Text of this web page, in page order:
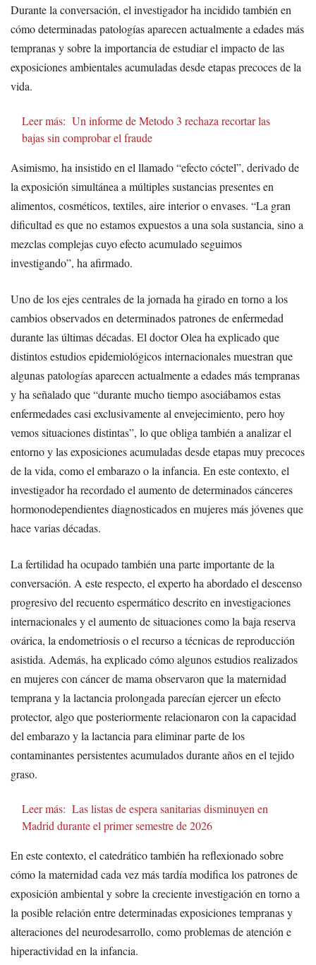
Durante la conversación, el investigador ha incidido también en
cómo determinadas patologías aparecen actualmente a edades más
tempranas y sobre la importancia de estudiar el impacto de las
exposiciones ambientales acumuladas desde etapas precoces de la
vida.
Leer más: Un informe de Metodo 3 rechaza recortar las
bajas sin comprobar el fraude
Asimismo, ha insistido en el llamado “efecto cóctel”, derivado de
la exposición simultánea a múltiples sustancias presentes en
alimentos, cosméticos, textiles, aire interior o envases. “La gran
dificultad es que no estamos expuestos a una sola sustancia, sino a
mezclas complejas cuyo efecto acumulado seguimos
investigando”, ha afirmado.
Uno de los ejes centrales de la jornada ha girado en torno a los
cambios observados en determinados patrones de enfermedad
durante las últimas décadas. El doctor Olea ha explicado que
distintos estudios epidemiológicos internacionales muestran que
algunas patologías aparecen actualmente a edades más tempranas
y ha señalado que “durante mucho tiempo asociábamos estas
enfermedades casi exclusivamente al envejecimiento, pero hoy
vemos situaciones distintas”, lo que obliga también a analizar el
entorno y las exposiciones acumuladas desde etapas muy precoces
de la vida, como el embarazo o la infancia. En este contexto, el
investigador ha recordado el aumento de determinados cánceres
hormonodependientes diagnosticados en mujeres más jóvenes que
hace varias décadas.
La fertilidad ha ocupado también una parte importante de la
conversación. A este respecto, el experto ha abordado el descenso
progresivo del recuento espermático descrito en investigaciones
internacionales y el aumento de situaciones como la baja reserva
ovárica, la endometriosis o el recurso a técnicas de reproducción
asistida. Además, ha explicado cómo algunos estudios realizados
en mujeres con cáncer de mama observaron que la maternidad
temprana y la lactancia prolongada parecían ejercer un efecto
protector, algo que posteriormente relacionaron con la capacidad
del embarazo y la lactancia para eliminar parte de los
contaminantes persistentes acumulados durante años en el tejido
graso.
Leer más: Las listas de espera sanitarias disminuyen en
Madrid durante el primer semestre de 2026
En este contexto, el catedrático también ha reflexionado sobre
cómo la maternidad cada vez más tardía modifica los patrones de
exposición ambiental y sobre la creciente investigación en torno a
la posible relación entre determinadas exposiciones tempranas y
alteraciones del neurodesarrollo, como problemas de atención e
hiperactividad en la infancia.